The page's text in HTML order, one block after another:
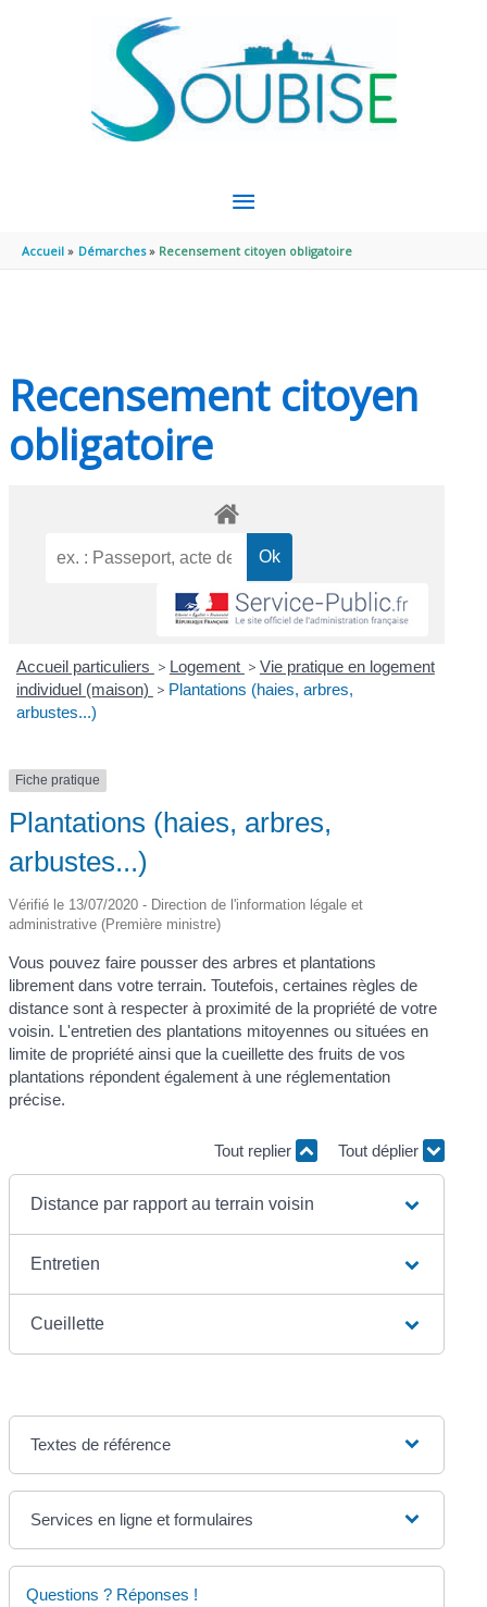
MENU
PRINCIPAL
Accueil Démarches Recensement citoyen obligatoire
Recensement citoyen
obligatoire
Accueil particuliers > Logement > Vie pratique en logement
individuel (maison) > Plantations (haies, arbres,
arbustes...)
Fiche pratique
Plantations (haies, arbres,
arbustes...)
Vérifié le 13/07/2020 - Direction de l'information légale et
administrative (Première ministre)
Vous pouvez faire pousser des arbres et plantations
librement dans votre terrain. Toutefois, certaines règles de
distance sont à respecter à proximité de la propriété de votre
voisin. L'entretien des plantations mitoyennes ou situées en
limite de propriété ainsi que la cueillette des fruits de vos
plantations répondent également à une réglementation
précise.
Tout replier Tout déplier
Distance par rapport au terrain voisin
Entretien
Cueillette
Textes de référence
Services en ligne et formulaires
Questions ? Réponses !